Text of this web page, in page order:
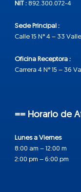
NIT : 892.300.072-4
Sede Principal :
Calle 15 N° 4 – 33
Oficina Receptora :
Carrera 4 N° 15 – 36
== Horario de
Lunes a Viernes
8:00 am – 12:00 m
2:00 pm – 6:00 pm